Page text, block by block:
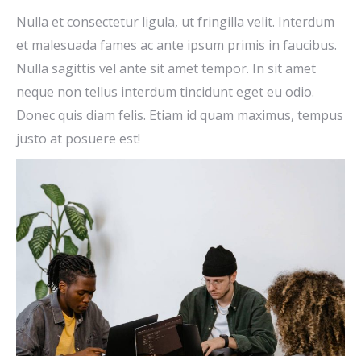
Nulla et consectetur ligula, ut fringilla velit. Interdum
et malesuada fames ac ante ipsum primis in faucibus.
Nulla sagittis vel ante sit amet tempor. In sit amet
neque non tellus interdum tincidunt eget eu odio.
Donec quis diam felis. Etiam id quam maximus, tempus
justo at posuere est!